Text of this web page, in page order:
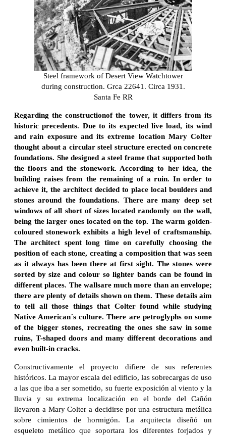
Steel framework of Desert View Watchtower
during construction. Grca 22641. Circa 1931.
Santa Fe RR
Regarding the constructionof the tower, it differs from its
historic precedents. Due to its expected live load, its wind
and rain exposure and its extreme location Mary Colter
thought about a circular steel structure erected on concrete
foundations. She designed a steel frame that supported both
the floors and the stonework. According to her idea, the
building raises from the remaining of a ruin. In order to
achieve it, the architect decided to place local boulders and
stones around the foundations. There are many deep set
windows of all short of sizes located randomly on the wall,
being the larger ones located on the top. The warm golden-
coloured stonework exhibits a high level of craftsmanship.
The architect spent long time on carefully choosing the
position of each stone, creating a composition that was seen
as it always has been there at first sight. The stones were
sorted by size and colour so lighter bands can be found in
different places. The wallsare much more than an envelope;
there are plenty of details shown on them. These details aim
to tell all those things that Colter found while studying
Native American´s culture. There are petroglyphs on some
of the bigger stones, recreating the ones she saw in some
ruins, T-shaped doors and many different decorations and
even built-in cracks.
Constructivamente el proyecto difiere de sus referentes
históricos. La mayor escala del edificio, las sobrecargas de uso
a las que iba a ser sometido, su fuerte exposición al viento y la
lluvia y su extrema localización en el borde del Cañón
llevaron a Mary Colter a decidirse por una estructura metálica
sobre cimientos de hormigón. La arquitecta diseñó un
esqueleto metálico que soportara los diferentes forjados y